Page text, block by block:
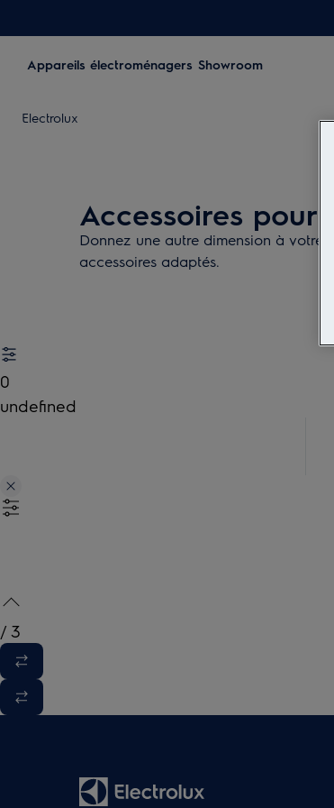
Appareils électroménagers Showroom
Electrolux
Accessoires pour
Donnez une autre dimension à votre
accessoires adaptés.
0
undefined
/ 3